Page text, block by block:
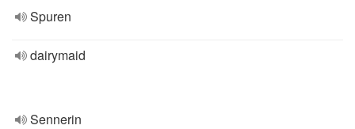
Spuren
dairymaid
Sennerin